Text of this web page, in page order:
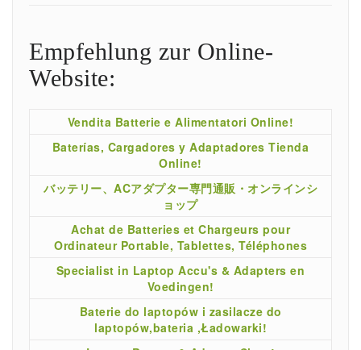
Empfehlung zur Online-
Website:
Vendita Batterie e Alimentatori Online!
Baterías, Cargadores y Adaptadores Tienda
Online!
バッテリー、ACアダプター専門通販・オンラインシ
ョップ
Achat de Batteries et Chargeurs pour
Ordinateur Portable, Tablettes, Téléphones
Specialist in Laptop Accu's & Adapters en
Voedingen!
Baterie do laptopów i zasilacze do
laptopów,bateria ,Ładowarki!